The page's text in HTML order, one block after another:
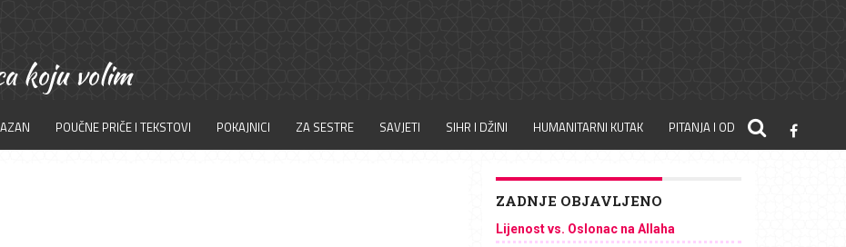
POUČNE PRIČE I TEKSTOVI POKAJNICI ZA SESTRE SAVJETI SIHR I DŽINI HUMANITARNI KUTAK PITANJA I ODGOVORI
ZADNJE OBJAVLJENO
Lijenost vs. Oslonac na Allaha